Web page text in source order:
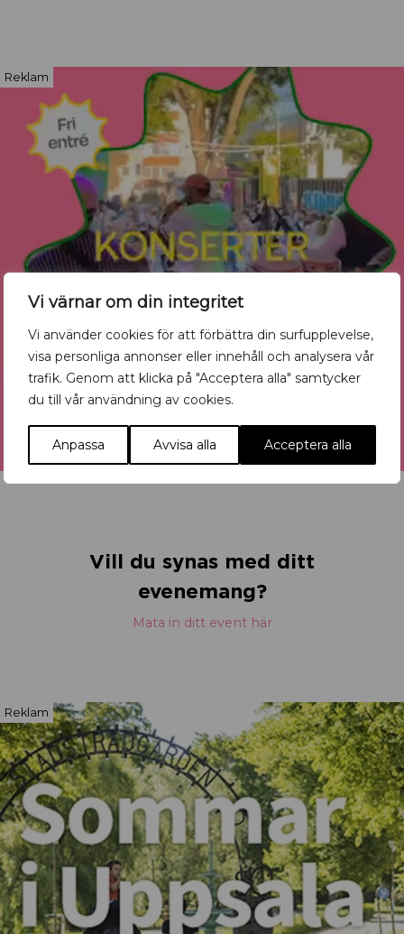
Vi värnar om din integritet
Vi använder cookies för att förbättra din surfupplevelse,
visa personliga annonser eller innehåll och analysera vår
trafik. Genom att klicka på "Acceptera alla" samtycker
du till vår användning av cookies.
Anpassa Avvisa alla Acceptera alla
Reklam
Vill du synas med ditt
evenemang?
Mata in ditt event här
Reklam